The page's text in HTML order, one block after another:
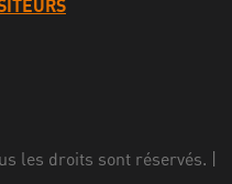
les droits sont réservés. |